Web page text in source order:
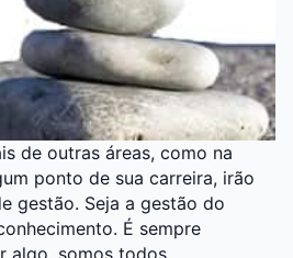
de outras áreas, como na
ponto de sua carreira, irão
gestão. Seja a gestão do
É sempre